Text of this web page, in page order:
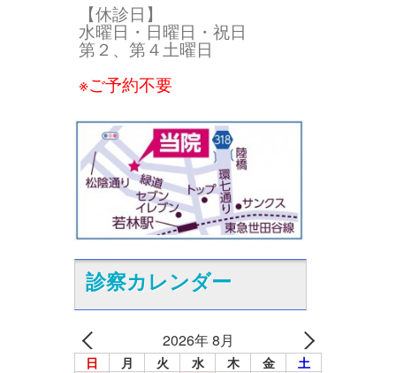
【休診日】
水曜日・日曜日・祝日
第２、第４土曜日
※ご予約不要
診察カレンダー
2026年 8月
日 月 火 水 木 金 土